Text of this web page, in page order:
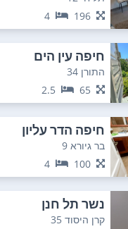
196
4
חיפה עין הים
התורן 34
65
2.5
חיפה הדר עליון
בר גיורא 9
100
4
נשר תל חנן
קרן היסוד 35